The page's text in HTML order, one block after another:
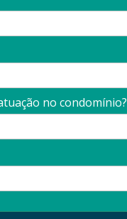
no condomínio?